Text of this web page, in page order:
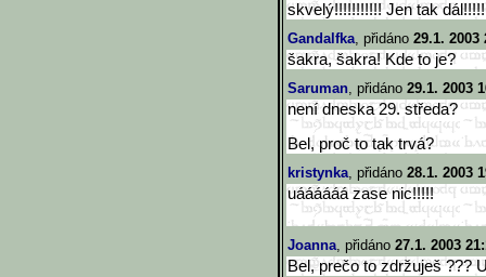
skvelý!!!!!!!!!!! Jen tak
Gandalfka, přidáno 29.1. 2003
šakra, šakra! Kde to je?
Saruman, přidáno 29.1. 2003
není dneska 29. středa?
Bel, proč to tak trvá?
kristynka, přidáno 28.1. 2003
uáááááá zase nic!!!!!
Joanna, přidáno 27.1. 2003
Bel, prečo to zdržuješ ???